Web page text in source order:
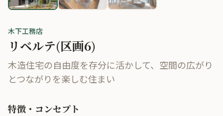
木下工務店
リベルテ(区画6)
木造住宅の自由度を存分に活かして、空間の広がり
とつながりを楽しむ住まい
特徴・コンセプト